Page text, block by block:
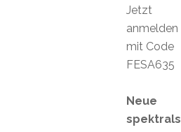
Jetzt
anmelden
mit Code
FESA635
Neue
spektrals